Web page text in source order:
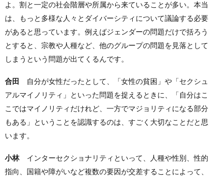
よ。割と一定の社会階層や所属から来ていることが多い。本当
は、もっと多様な人々とダイバーシティについて議論する必要
があると思っています。例えばジェンダーの問題だけで括ろう
とすると、宗教や人種など、他のグループの問題を見落として
しまうという問題が出てくるんです。
合田
自分が女性だったとして、「女性の貧困」や「セクシュ
アルマイノリティ」といった問題を捉えるときに、「自分はこ
こではマイノリティだけれど、一方でマジョリティになる部分
もある」ということを認識するのは、すごく大切なことだと思
います。
小林インターセクショナリティといって、人種や性別、性的
指向、国籍や障がいなど複数の要因が交差することによって、